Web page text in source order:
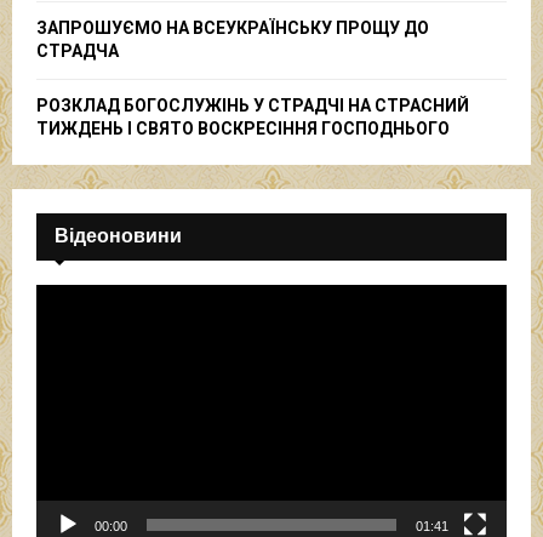
ЗАПРОШУЄМО НА ВСЕУКРАЇНСЬКУ ПРОЩУ ДО
СТРАДЧА
РОЗКЛАД БОГОСЛУЖІНЬ У СТРАДЧІ НА СТРАСНИЙ
ТИЖДЕНЬ І СВЯТО ВОСКРЕСІННЯ ГОСПОДНЬОГО
Відеоновини
г
00:00 01:41